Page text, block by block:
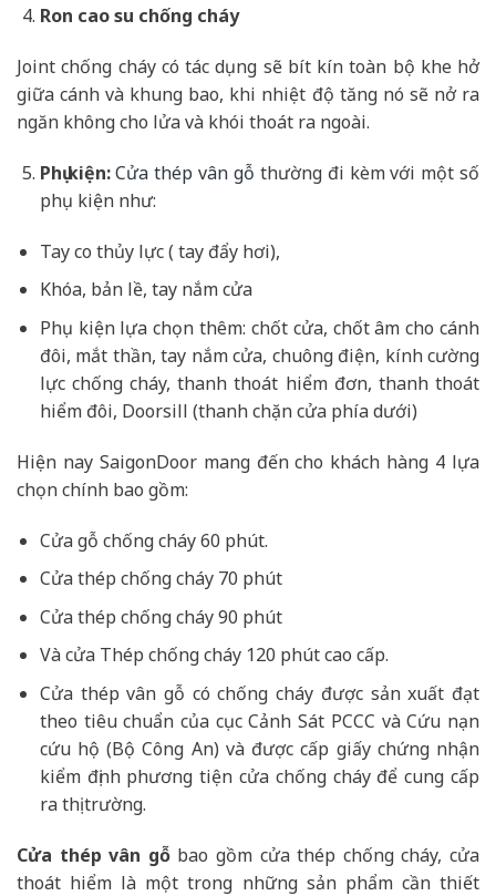
Ron cao su chống cháy
Joint chống cháy có tác dụng sẽ bít kín toàn bộ khe hở
giữa cánh và khung bao, khi nhiệt độ tăng nó sẽ nở ra
ngăn không cho lửa và khói thoát ra ngoài.
Phụ kiện:Cửa thép vân gỗ thường đi kèm với một số
phụ kiện như:
Tay co thủy lực ( tay đẩy hơi),
Khóa, bản lề, tay nắm cửa
Phụ kiện lựa chọn thêm: chốt cửa, chốt âm cho cánh
đôi, mắt thần, tay nắm cửa, chuông điện, kính cường
lực chống cháy, thanh thoát hiểm đơn, thanh thoát
hiểm đôi, Doorsill (thanh chặn cửa phía dưới)
Hiện nay SaigonDoor mang đến cho khách hàng 4 lựa
chọn chính bao gồm:
Cửa gỗ chống cháy 60 phút.
Cửa thép chống cháy 70 phút
Cửa thép chống cháy 90 phút
Và cửa Thép chống cháy 120 phút cao cấp.
Cửa thép vân gỗ có chống cháy được sản xuất đạt
theo tiêu chuẩn của cục Cảnh Sát PCCC và Cứu nạn
cứu hộ (Bộ Công An) và được cấp giấy chứng nhận
kiểm định phương tiện cửa chống cháy để cung cấp
ra thị trường.
Cửa thép vân gỗbao gồm cửa thép chống cháy, cửa
thoát hiểm là một trong những sản phẩm cần thiết